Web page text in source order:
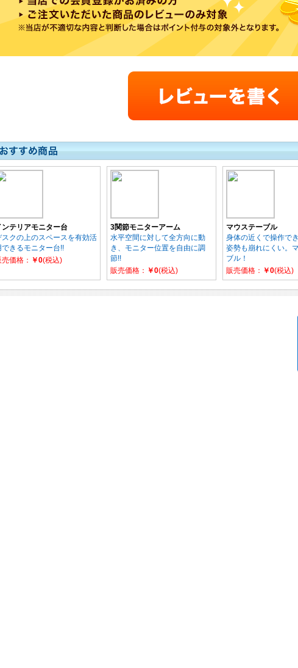
ンテリアモニター台
スクの上のスペースを有効活
できるモニター台!!
売価格：
￥0(税込)
3関節モニターアーム
水平空間に対して全方向に動
き、モニター位置を自由に調
節!!
販売価格：
￥0(税込)
マウステーブル
身体の近くで操作で
姿勢も崩れにくい。
ブル！
販売価格：
￥0(税込)